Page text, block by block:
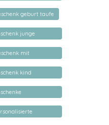
geburt taufe
junge
mit
Namen
kind
kinder